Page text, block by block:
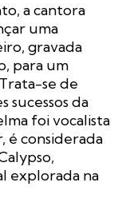
a cantora
uma
gravada
para um
se de
sucessos da
foi vocalista
é considerada
explorada na